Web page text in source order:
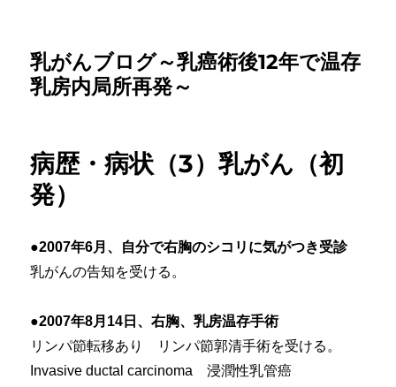
乳がんブログ～乳癌術後12年で温存
乳房内局所再発～
病歴・病状（3）乳がん（初
発）
●2007年6月、自分で右胸のシコリに気がつき受診
乳がんの告知を受ける。
●2007年8月14日、右胸、乳房温存手術
リンパ節転移あり リンパ節郭清手術を受ける。
Invasive ductal carcinoma 浸潤性乳管癌